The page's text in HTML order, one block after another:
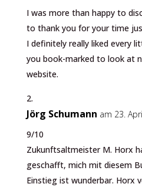
I was more than happy to
to thank you for your time
I definitely really liked every
you book-marked to look at
website.
Jörg Schumann am 23.
9/10
Zukunftsaltmeister M. Horx
geschafft, mich mit diesem
Einstieg ist wunderbar. Horx